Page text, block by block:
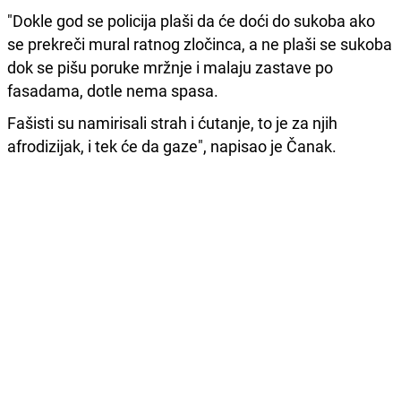
"Dokle god se policija plaši da će doći do sukoba ako
se prekreči mural ratnog zločinca, a ne plaši se sukoba
dok se pišu poruke mržnje i malaju zastave po
fasadama, dotle nema spasa.
Fašisti su namirisali strah i ćutanje, to je za njih
afrodizijak, i tek će da gaze", napisao je Čanak.